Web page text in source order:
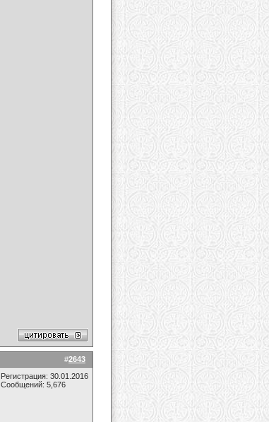
#2643
Регистрация: 30.01.2016
Сообщений: 5,676